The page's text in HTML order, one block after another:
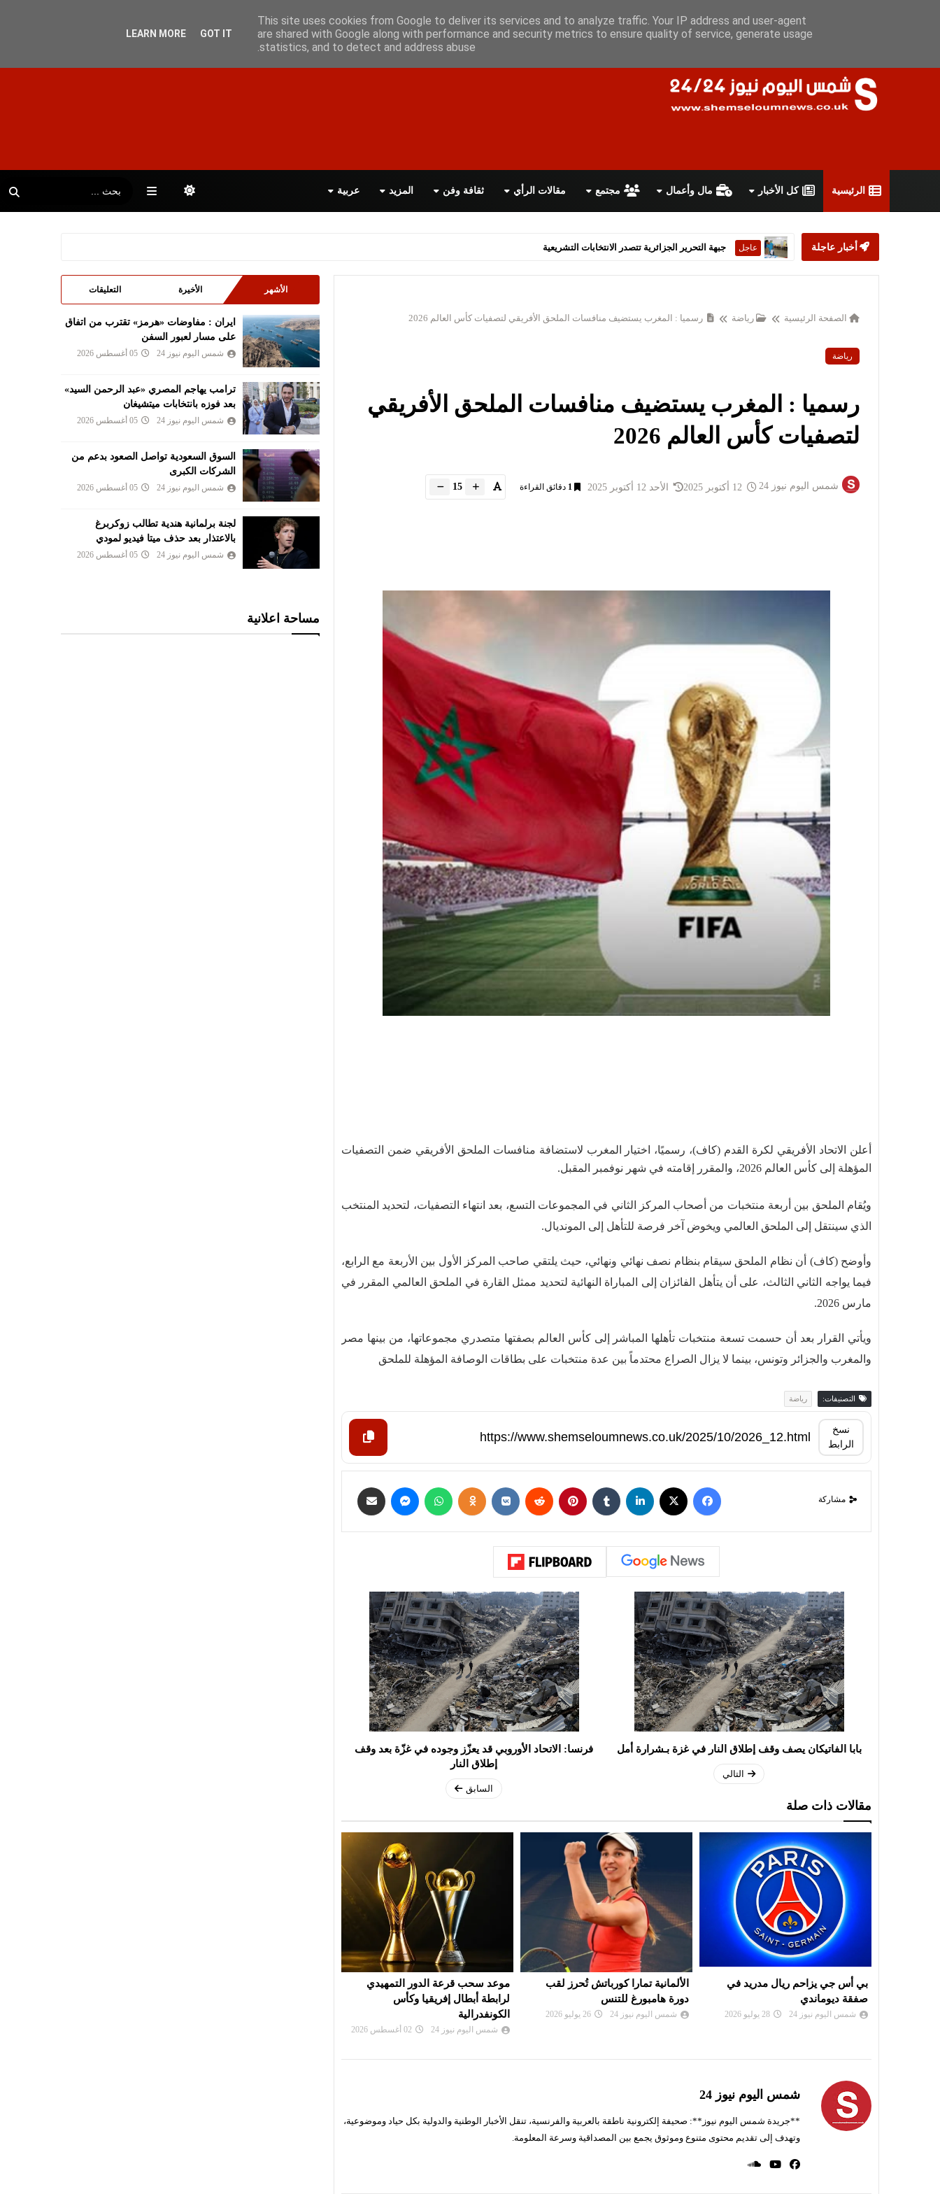
سياسة الخصوصية اتفاقية الاستخدام أعلن معانا اتصل بنا اقرأ الصحيفة PDF
الرئيسية كل الأخبار مال وأعمال مجتمع مقالات الرأي ثقافة وفن المزيد عربية
أخبار عاجلة عاجل ستارمر يعلن استقالته من رئاسة الحكومة البريطانية
الصفحة الرئيسية رياضة رسميا : المغرب يستضيف منافسات الملحق الأفريقي لتصفيات كأس العالم 2026
رياضة
رسميا : المغرب يستضيف منافسات الملحق الأفريقي
لتصفيات كأس العالم 2026
شمس اليوم نيوز 24 الأحد 12 أكتوبر 2025 1 دقائق القراءة 15
أعلن الاتحاد الأفريقي لكرة القدم (كاف)، رسميًا، اختيار المغرب لاستضافة منافسات الملحق الأفريقي ضمن التصفيات
المؤهلة إلى كأس العالم 2026، والمقرر إقامته في شهر نوفمبر المقبل.
ويُقام الملحق بين أربعة منتخبات من أصحاب المركز الثاني في المجموعات التسع، بعد انتهاء التصفيات، لتحديد المنتخب
الذي سينتقل إلى الملحق العالمي ويخوض آخر فرصة للتأهل إلى المونديال.
وأوضح (كاف) أن نظام الملحق سيقام بنظام نصف نهائي ونهائي، حيث يلتقي صاحب المركز الأول بين الأربعة مع الرابع،
فيما يواجه الثاني الثالث، على أن يتأهل الفائزان إلى المباراة النهائية لتحديد ممثل القارة في الملحق العالمي المقرر في
مارس 2026.
ويأتي القرار بعد أن حسمت تسعة منتخبات تأهلها المباشر إلى كأس العالم بصفتها متصدري مجموعاتها، من بينها مصر
والمغرب والجزائر وتونس، بينما لا يزال الصراع محتدماً بين عدة منتخبات على بطاقات الوصافة المؤهلة للملحق
التصنيفات: رياضة
نسخ
الرابط
مشاركة
بابا الفاتيكان يصف وقف إطلاق النار في غزة بـشرارة أمل
التالي
فرنسا: الاتحاد الأوروبي قد يعزّز وجوده في غزّة بعد وقف
إطلاق النار
السابق
مقالات ذات صلة
الألمانية تمارا كورباتش تُحرز لقب
دورة هامبورغ للتنس
شمس اليوم نيوز 24 26 يوليو 2026
موعد سحب قرعة الدور التمهيدي
لرابطة أبطال إفريقيا وكأس
الكونفدرالية
بي أس جي يزاحم ريال مدريد في
صفقة ديوماندي
شمس اليوم نيوز 24
شمس اليوم نيوز 24
**جريدة شمس اليوم نيوز**: صحيفة إلكترونية ناطقة بالعربية والفرنسية، تنقل الأخبار الوطنية والدولية بكل حياد وموضوعية،
وتهدف إلى تقديم محتوى متنوع وموثوق يجمع بين المصداقية وسرعة المعلومة.
الأشهر الأخيرة التعليقات
ايران : مفاوضات «هرمز» تقترب من اتفاق
على مسار لعبور السفن
شمس اليوم نيوز 24 05 أغسطس 2026
ترامب يهاجم المصري «عبد الرحمن السيد»
بعد فوزه بانتخابات ميتشيغان
شمس اليوم نيوز 24 05 أغسطس 2026
السوق السعودية تواصل الصعود بدعم من
الشركات الكبرى
شمس اليوم نيوز 24 05 أغسطس 2026
لجنة برلمانية هندية تطالب زوكربرغ
بالاعتذار بعد حذف ميتا فيديو لمودي
شمس اليوم نيوز 24 05 أغسطس 2026
مساحة اعلانية
This site uses cookies from Google to deliver its services and to analyze traffic. Your IP address and user-agent
are shared with Google along with performance and security metrics to ensure quality of service, generate usage
statistics, and to detect and address abuse.
LEARN MORE GOT IT